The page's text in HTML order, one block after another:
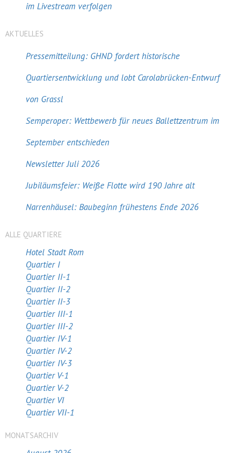
im Livestream verfolgen
AKTUELLES
Pressemitteilung: GHND fordert historische
Quartiersentwicklung und lobt Carolabrücken-Entwurf
von Grassl
Semperoper: Wettbewerb für neues Ballettzentrum im
September entschieden
Newsletter Juli 2026
Jubiläumsfeier: Weiße Flotte wird 190 Jahre alt
Narrenhäusel: Baubeginn frühestens Ende 2026
ALLE QUARTIERE
Hotel Stadt Rom
Quartier I
Quartier II-1
Quartier II-2
Quartier II-3
Quartier III-1
Quartier III-2
Quartier IV-1
Quartier IV-2
Quartier IV-3
Quartier V-1
Quartier V-2
Quartier VI
Quartier VII-1
MONATSARCHIV